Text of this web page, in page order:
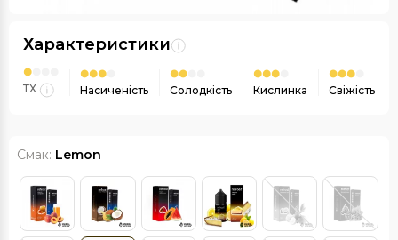
Характеристики
ТХ Насиченість Солодкість Кислинка Свіжість
Смак: Lemon